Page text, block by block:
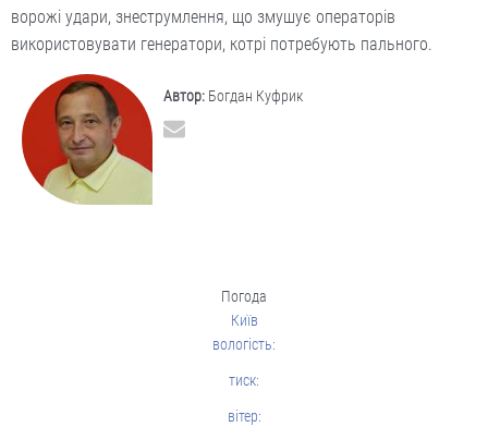
ворожі удари, знеструмлення, що змушує операторів
використовувати генератори, котрі потребують пального.
Автор: Богдан Куфрик
Погода
Київ
вологість:
тиск:
вітер: